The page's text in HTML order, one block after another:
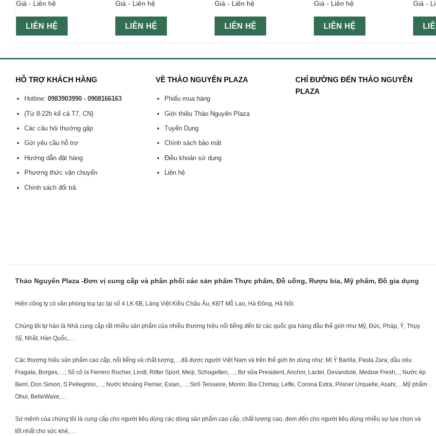
hộp xanh
Giá - Liên hệ
LIÊN HỆ
Giá - Liên hệ
LIÊN HỆ
Giá - Liên hệ
LIÊN HỆ
Giá - Liên hệ
LIÊN HỆ
374g
Giá -
HỖ TRỢ KHÁCH HÀNG
Hotline: 0983903990 - 0908166163
(Từ 8-22h kể cả T7, CN)
Các câu hỏi thường gặp
Gửi yêu cầu hỗ trợ
Hướng dẫn đặt hàng
Phương thức vận chuyển
Chính sách đổi trả
VỀ THẢO NGUYÊN PLAZA
Phiếu mua hàng
Giới thiệu Thảo Nguyên Plaza
Tuyển Dụng
Chính sách bảo mật
Điều khoản sử dụng
Liên hệ
CHỈ ĐƯỜNG ĐẾN THẢO NGUYÊN
PLAZA
Thảo Nguyên Plaza -Đơn vị cung cấp và phân phối các sản phẩm Thực phẩm, Đồ uống, Rượu bia, Mỹ phẩm, Đồ gia dụng
Hiện công ty có văn phòng toạ lạc tại số 4 LK 6B, Làng Việt Kiều Châu Âu, KĐT Mỗ Lao, Hà Đông, Hà Nội.
Chúng tôi tự hào là Nhà cung cấp rất nhiều sản phẩm của nhiều thương hiệu nổi tiếng đến từ các quốc gia hàng đầu thế giới như Mỹ, Đức, Pháp, Ý, Thụy
Sỹ, Nhât, Hàn Quốc,…
Các thượng hiệu sản phẩm cao cấp, nổi tiếng và chất lượng,…đã được người Việt Nam và trên thế giới tin dùng như: Mì Ý Barilla, Pasta Zara; dầu oliu
Fragata, Borges,…; Sô cô la Ferrero Rocher, Lindt, Ritter Sport, Meiji, Schogetten,…; Bơ sữa President, Anchor, Lactel, Devandole, Medow Fresh,..; Nước ép
Berri, Don Simon, S.Pellegrino,…; Nước khoáng Perrier, Evian,…; Sirô Teisseire, Monin; Bia Chimay, Leffe, Corona Extra, Pilsner Urquelle, Asahi,…Mỹ phẩm
Ohui, BelleWave,…
Sứ mệnh của chúng tôi là cung cấp cho người tiêu dùng các dòng sản phẩm cao cấp, chất lượng cao, đem đến cho người tiêu dùng nhiều sự lựa chọn và
tốt nhất cho sức khẻ,…